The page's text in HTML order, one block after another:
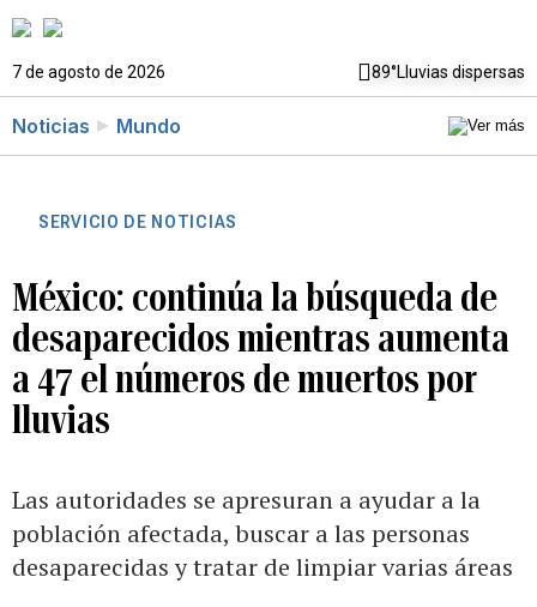
7 de agosto de 2026 89°Lluvias dispersas
Noticias Mundo
SERVICIO DE NOTICIAS
México: continúa la búsqueda de
desaparecidos mientras aumenta
a 47 el números de muertos por
lluvias
Las autoridades se apresuran a ayudar a la
población afectada, buscar a las personas
desaparecidas y tratar de limpiar varias áreas